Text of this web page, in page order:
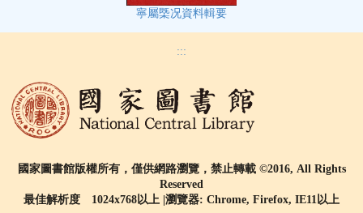
寧屬㮣况資料輯要
:::
國家圖書館版權所有，僅供網路瀏覽，禁止轉載 ©2016, All Rights
Reserved
最佳解析度 1024x768以上 |瀏覽器: Chrome, Firefox, IE11以上